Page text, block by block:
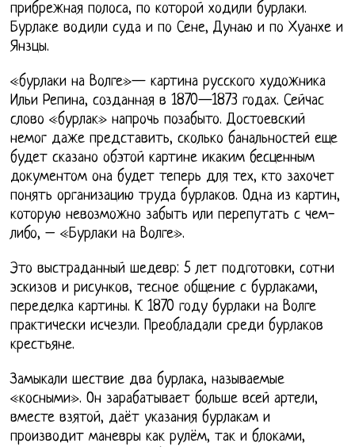
прибрежная полоса, по которой ходили бурлаки.
Бурлаке водили суда и по Сене, Дунаю и по Хуанхе и
Янзцы.
«бурлаки на Волге»— картина русского художника
Ильи Репина, созданная в 1870—1873 годах. Сейчас
слово «бурлак» напрочь позабыто. Достоевский
немог даже представить, сколько банальностей еще
будет сказано обэтой картине икаким бесценным
документом она будет теперь для тех, кто захочет
понять организацию труда бурлаков. Одна из картин,
которую невозможно забыть или перепутать с чем-
либо, – «Бурлаки на Волге».
Это выстраданный шедевр: 5 лет подготовки, сотни
эскизов и рисунков, тесное общение с бурлаками,
переделка картины. К 1870 году бурлаки на Волге
практически исчезли. Преобладали среди бурлаков
крестьяне.
Замыкали шествие два бурлака, называемые
«косными». Он зарабатывает больше всей артели,
вместе взятой, даёт указания бурлакам и
производит маневры как рулём, так и блоками,